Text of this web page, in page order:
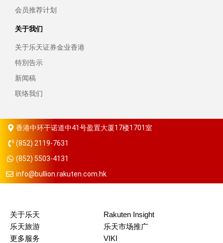
会员推荐计划
关于我们
关于乐天证券金业香港
特別告示
新闻稿
联络我们
香港中环干诺道中41号盈置大厦17楼1701室
(852) 2119-7631
(852) 5503-4131
info@bullion.rakuten.com.hk
关于乐天
Rakuten Insight
乐天旅游
乐天市场推广
更多服务
VIKI